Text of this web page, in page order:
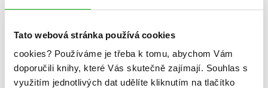
Tato webová stránka používá cookies
cookies? Používáme je třeba k tomu, abychom Vám
doporučili knihy, které Vás skutečně zajímají. Souhlas s
využitím jednotlivých dat udělíte kliknutím na tlačítko
Napsat komentář
Komentář*